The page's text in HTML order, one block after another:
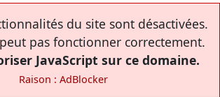
du site sont désactivées.
pas fonctionner correctement.
JavaScript sur ce domaine.
Raison : AdBlocker